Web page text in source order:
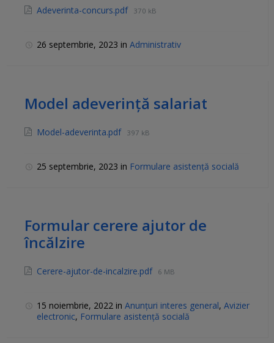
Adeverinta-concurs.pdf 370 kB
26 septembrie, 2023 in Administrativ
Model adeverință salariat
Model-adeverinta.pdf 397 kB
25 septembrie, 2023 in Formulare asistență socială
Formular cerere ajutor de
încălzire
Cerere-ajutor-de-incalzire.pdf 6 MB
15 noiembrie, 2022 in Anunțuri interes general, Avizier
electronic, Formulare asistență socială